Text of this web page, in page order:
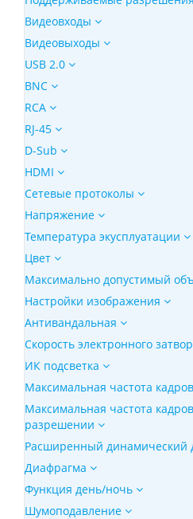
Видеовходы
Видеовыходы
USB 2.0
BNC
RCA
RJ-45
D-Sub
HDMI
Сетевые протоколы
Напряжение
Температура экусплуатации
Цвет
Максимально допустимый
Настройки изображения
Антивандальная
Скорость электронного
ИК подсветка
Максимальная частота кадров
Максимальная частота
разрешении
Расширенный динамический
Диафрагма
Функция день/ночь
Шумоподавление